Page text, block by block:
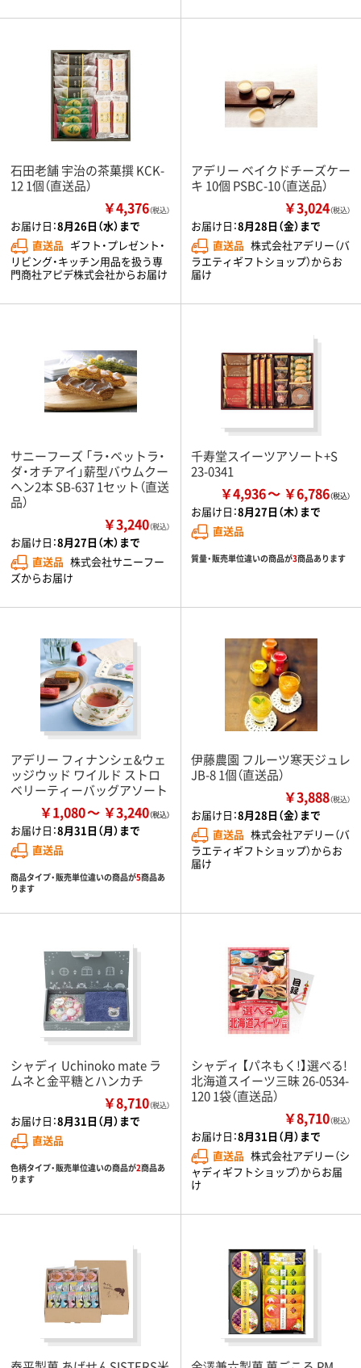
石田老舗 宇治の茶菓撰 KCK-
12 1個（直送品）
￥4,376（税込）
お届け日：8月26日（水）まで
直送品 ギフト・プレゼント・
リビング・キッチン用品を扱う専
門商社アピデ株式会社からお届け
アデリー ベイクドチーズケー
キ 10個 PSBC-10（直送品）
￥3,024（税込）
お届け日：8月28日（金）まで
直送品 株式会社アデリー（バ
ラエティギフトショップ）からお
届け
サニーフーズ 「ラ・ベットラ・
ダ・オチアイ」薪型バウムクー
ヘン2本 SB-637 1セット（直送
品）
￥3,240（税込）
お届け日：8月27日（木）まで
直送品 株式会社サニーフー
ズからお届け
千寿堂スイーツアソート+S
23-0341
￥4,936 ￥6,786
お届け日：8月27日（木）まで
直送品
質量・販売単位違いの商品が3商品あります
アデリー フィナンシェ&ウェ
ッジウッド ワイルド ストロ
ベリーティーバッグアソート
￥1,080 ￥3,240
お届け日：8月31日（月）まで
直送品
商品タイプ・販売単位違いの商品が5商品あ
ります
伊藤農園 フルーツ寒天ジュレ
JB-8 1個（直送品）
￥3,888（税込）
お届け日：8月28日（金）まで
直送品 株式会社アデリー（バ
ラエティギフトショップ）からお
届け
シャディ Uchinoko mate ラ
ムネと金平糖とハンカチ
￥8,710（税込）
お届け日：8月31日（月）まで
直送品
色柄タイプ・販売単位違いの商品が2商品あ
ります
シャディ 【パネもく!】選べる!
北海道スイーツ三昧 26-0534-
120 1袋（直送品）
￥8,710（税込）
お届け日：8月31日（月）まで
直送品 株式会社アデリー（シ
ャディギフトショップ）からお届
け